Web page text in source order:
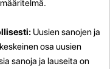
Uusien sanojen ja
osa uusien
sanoja ja lauseita on